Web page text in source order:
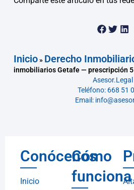
Inicio» Derecho
inmobiliarios Getafe — prescripción
Asesor.Legal
Teléfono: 668 51
Email:
Conócenos
Inicio
Cómo
funciona